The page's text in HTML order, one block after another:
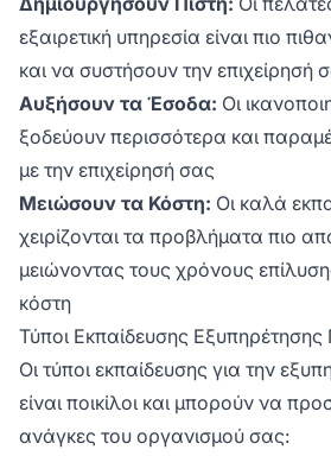
εξαιρετική υπηρεσία είναι πιο
και να συστήσουν την επιχείρησή
Αυξήσουν τα Έσοδα: Οι
ξοδεύουν περισσότερα και
με την επιχείρησή σας
Μειώσουν τα Κόστη: Οι καλά
χειρίζονται τα προβλήματα πιο
μειώνοντας τους χρόνους
κόστη
Τύποι Εκπαίδευσης
Οι τύποι εκπαίδευσης για την
είναι ποικίλοι και μπορούν να
ανάγκες του οργανισμού σας: